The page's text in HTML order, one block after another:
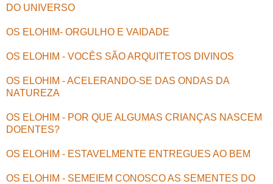
DO UNIVERSO
OS ELOHIM- ORGULHO E VAIDADE
OS ELOHIM - VOCÊS SÃO ARQUITETOS DIVINOS
OS ELOHIM - ACELERANDO-SE DAS ONDAS DA
NATUREZA
OS ELOHIM - POR QUE ALGUMAS CRIANÇAS NASCEM
DOENTES?
OS ELOHIM - ESTAVELMENTE ENTREGUES AO BEM
OS ELOHIM - SEMEIEM CONOSCO AS SEMENTES DO